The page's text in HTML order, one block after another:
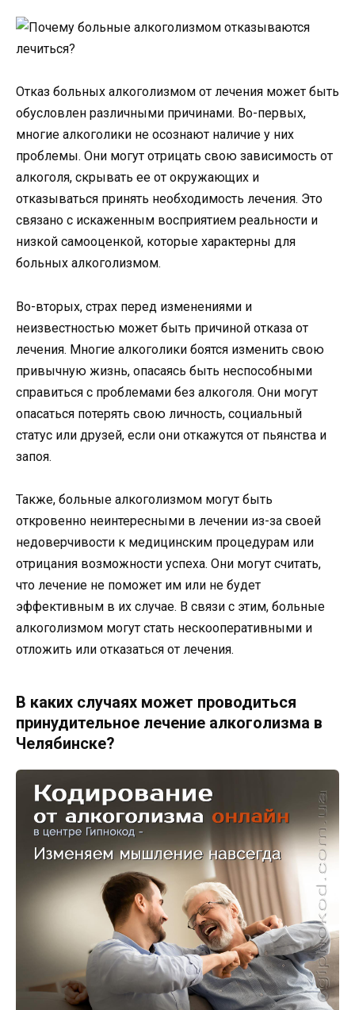
Отказ больных алкоголизмом от лечения может быть
обусловлен различными причинами. Во-первых,
многие алкоголики не осознают наличие у них
проблемы. Они могут отрицать свою зависимость от
алкоголя, скрывать ее от окружающих и
отказываться принять необходимость лечения. Это
связано с искаженным восприятием реальности и
низкой самооценкой, которые характерны для
больных алкоголизмом.
Во-вторых, страх перед изменениями и
неизвестностью может быть причиной отказа от
лечения. Многие алкоголики боятся изменить свою
привычную жизнь, опасаясь быть неспособными
справиться с проблемами без алкоголя. Они могут
опасаться потерять свою личность, социальный
статус или друзей, если они откажутся от пьянства и
запоя.
Также, больные алкоголизмом могут быть
откровенно неинтересными в лечении из-за своей
недоверчивости к медицинским процедурам или
отрицания возможности успеха. Они могут считать,
что лечение не поможет им или не будет
эффективным в их случае. В связи с этим, больные
алкоголизмом могут стать нескооперативными и
отложить или отказаться от лечения.
В каких случаях может проводиться
принудительное лечение алкоголизма в
Челябинске?